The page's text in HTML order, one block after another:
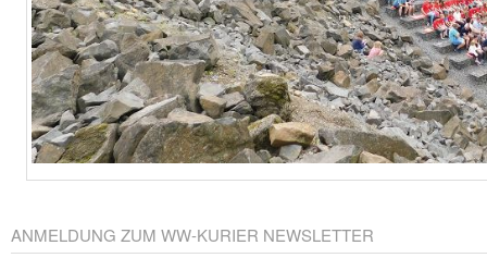
ANMELDUNG ZUM WW-KURIER NEWSLETTER